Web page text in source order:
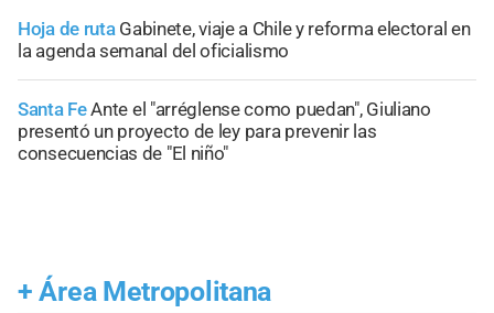
Hoja de ruta Gabinete, viaje a Chile y reforma electoral en
la agenda semanal del oficialismo
Santa FeAnte el "arréglense como puedan", Giuliano
presentó un proyecto de ley para prevenir las
consecuencias de "El niño"
+ Área Metropolitana